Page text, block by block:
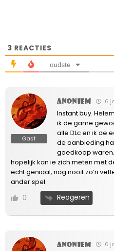
3 REACTIES
oudste
Gast
Anoniem 6
Instant buy.
ik de game
alle DLc en ik de
de aanbieding
goedkoop
hopelijk kan ie zich meten met
echt geniaal, nog nooit zo’n
ander spel.
0 Reageren
Anoniem 6